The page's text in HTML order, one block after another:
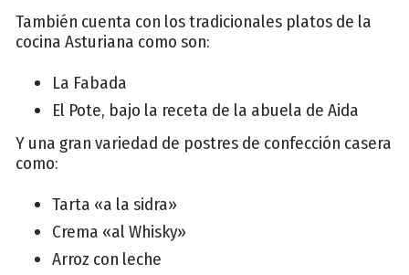
También cuenta con los tradicionales platos de la
cocina Asturiana como son:
La Fabada
El Pote, bajo la receta de la abuela de Aida
Y una gran variedad de postres de confección casera
como:
Tarta «a la sidra»
Crema «al Whisky»
Arroz con leche